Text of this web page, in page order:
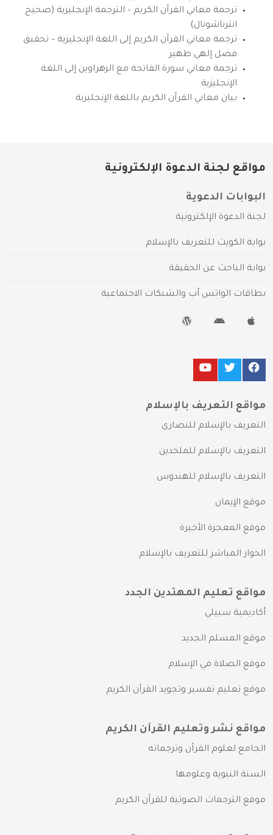
ترجمة معاني القرآن الكريم – الترجمة الإنجليزية (صحيح
انترناشونال)
ترجمة معاني القرآن الكريم إلى اللغة الإنجليزية – تحقيق
فضل إلهي ظهير
ترجمة معاني سورة الفاتحة مع الزهراوين إلى اللغة
الإنجليزية
بيان معاني القرآن الكريم باللغة الإنجليزية
مواقع لجنة الدعوة الإلكترونية
البوابات الدعوية
لجنة الدعوة الإلكترونية
بوابة الكويت للتعريف بالإسلام
بوابة الباحث عن الحقيقة
بطاقات الواتس آب والشبكات الاجتماعية
مواقع التعريف بالإسلام
التعريف بالإسلام للنصارى
التعريف بالإسلام للملحدين
التعريف بالإسلام للهندوس
موقع الإيمان
موقع المعجزة الأخيرة
الحوار المباشر للتعريف بالإسلام
مواقع تعليم المهتدين الجدد
أكاديمية سبيلي
موقع المسلم الجديد
موقع الصلاة في الإسلام
موقع تعليم تفسير وتجويد القرآن الكريم
مواقع نشر وتعليم القرآن الكريم
الجامع لعلوم القرآن وترجماته
السنة النبوية وعلومها
موقع الترجمات الصوتية للقرآن الكريم